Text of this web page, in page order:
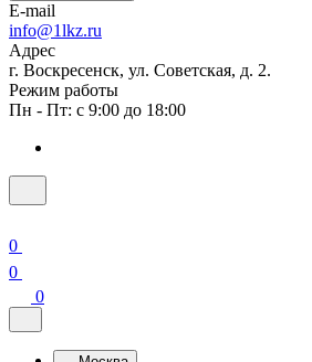
E-mail
info@1lkz.ru
Адрес
г. Воскресенск, ул. Советская, д. 2.
Режим работы
Пн - Пт: с 9:00 до 18:00
0
0
0